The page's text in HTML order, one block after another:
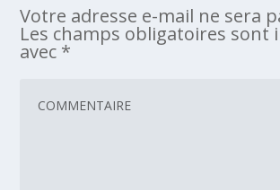
Votre adresse e-mail ne sera
Les champs obligatoires sont
avec *